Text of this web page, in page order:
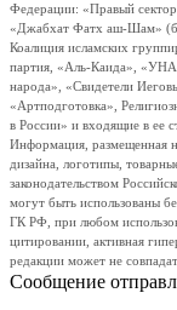
Федерации: «Правый
«Джабхат Фатх аш-Шам»
Коалиция исламских
партия, «Аль-Каида»,
народа», «Свидетели
«Артподготовка»,
в России» и входящие в ее
Информация, размещенная
дизайна, логотипы,
законодательством
могут быть использованы
ГК РФ, при любом
цитировании, активная
редакции может не
Сообщение